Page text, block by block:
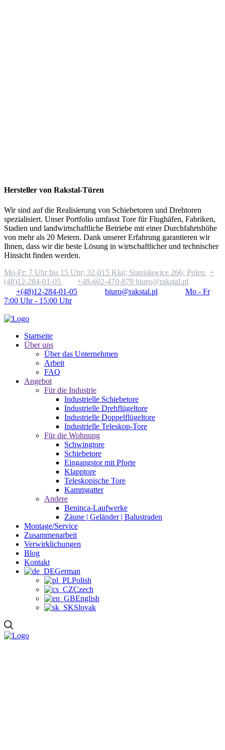
Hersteller von Rakstal-Türen
Wir sind auf die Realisierung von Schiebetoren und Drehtoren
spezialisiert. Unser Portfolio umfasst Tore für Flughäfen, Fabriken,
Stadien und landwirtschaftliche Betriebe mit einer Durchfahrtshöhe
von mehr als 20 Metern. Dank unserer Erfahrung garantieren wir
Ihnen, dass wir die beste Lösung in wirtschaftlicher und technischer
Hinsicht finden werden.
Mo-Fr: 7 Uhr bis 15 Uhr; 32-015 Kłaj; Stanisławice 266; Polen
+
(48)12-284-01-05
+48-602-470-870 biuro@rakstal.pl
+(48)12-284-01-05
biuro@rakstal.pl
Mo - Fr
7:00 Uhr - 15:00 Uhr
Startseite
Über uns
Über das Unternehmen
Arbeit
FAQ
Angebot
Für die Industrie
Industrielle Schiebetore
Industrielle Drehflügeltore
Industrielle Doppelflügeltore
Industrielle Teleskop-Tore
Für die Wohnung
Schwingtore
Schiebetore
Eingangstor mit Pforte
Klapptore
Teleskopische Tore
Kammgatter
Andere
Beninca-Laufwerke
Zäune | Geländer | Balustraden
Montage/Service
Zusammenarbeit
Verwirklichungen
Blog
Kontakt
German
Polish
Czech
English
Slovak